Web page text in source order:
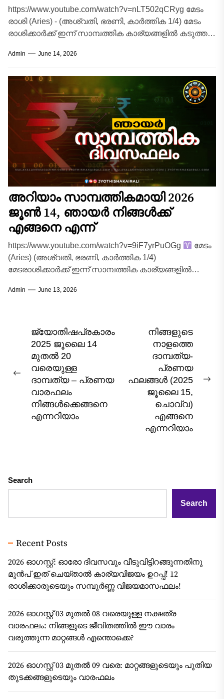
https://www.youtube.com/watch?v=nLT502qCRyg മേടം
രാശി (Aries) - (അശ്വതി, ഭരണി, കാർത്തിക 1/4) മേടം
രാശിക്കാർക്ക് ഇന്ന് സാമ്പത്തിക കാര്യങ്ങളിൽ കടുത്ത
സാധാരണ...
Admin June 14, 2026
അറിയാം സാമ്പത്തികമായി 2026
ജൂൺ 14, ഞായർ നിങ്ങൾക്ക്
എങ്ങനെ എന്ന്
https://www.youtube.com/watch?v=9iF7yrPuOGg
മേടം
(Aries) (അശ്വതി, ഭരണി, കാർത്തിക 1/4)
മേടരാശിക്കാർക്ക് ഇന്ന് സാമ്പത്തിക കാര്യങ്ങളിൽ
ധനസ്ഥാനത്ത് നിൽക്കുന്ന ഗ്രഹങ്ങളുടെ...
Admin June 13, 2026
Post
navigation
Previous
post:
ജ്യോതിഷപ്രകാരം
2025 ജൂലൈ 14
മുതൽ 20
വരെയുള്ള
ദാമ്പത്യ – പ്രണയ
വാരഫലം
നിങ്ങൾക്കെങ്ങനെ
എന്നറിയാം
നിങ്ങളുടെ
നാളത്തെ
ദാമ്പത്യ-
പ്രണയ
ഫലങ്ങൾ (2025
ജൂലൈ 15,
ചൊവ്വ)
എങ്ങനെ
എന്നറിയാം
Search
Search
Recent Posts
2026 ഓഗസ്റ്റ്: ഓരോ ദിവസവും വീടുവിട്ടിറങ്ങുന്നതിനു
മുൻപ് ഇത് ചെയ്താൽ കാര്യവിജയം ഉറപ്പ്! 12
രാശിക്കാരുടെയും സമ്പൂർണ്ണ വിജയമാസഫലം!
2026 ഓഗസ്റ്റ് 03 മുതൽ 08 വരെയുള്ള നക്ഷത്ര
വാരഫലം: നിങ്ങളുടെ ജീവിതത്തിൽ ഈ വാരം
വരുത്തുന്ന മാറ്റങ്ങൾ എന്തൊക്കെ?
2026 ഓഗസ്റ്റ് 03 മുതൽ 09 വരെ: മാറ്റങ്ങളുടെയും പുതിയ
തുടക്കങ്ങളുടെയും വാരഫലം